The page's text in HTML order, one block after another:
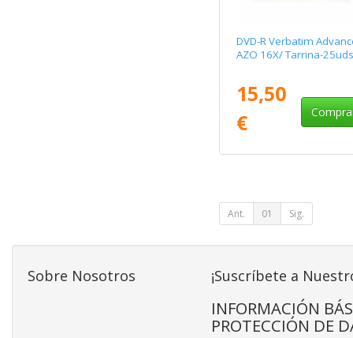
DVD-R Verbatim
AZO 16X/ Tarrina-25uds
15,50
€
Ant. 01 Sig.
Sobre Nosotros ¡Suscríbete a
INFORMACIÓN
PROTECCIÓN DE